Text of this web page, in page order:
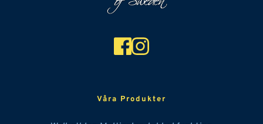
Våra Produkter